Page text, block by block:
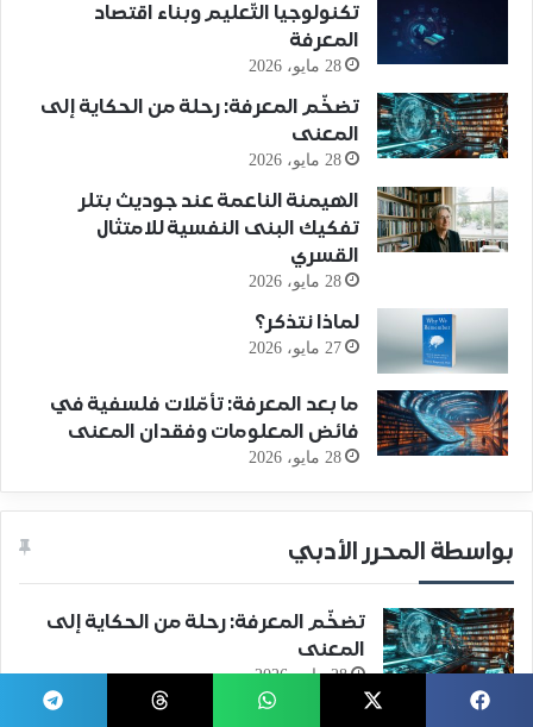
تكنولوجيا التّعليم وبناء اقتصاد
المعرفة
28 مايو، 2026
تضخّم المعرفة: رحلة من الحكاية إلى
المعنى
28 مايو، 2026
الهيمنة الناعمة عند جوديث بتلر
تفكيك البنى النفسية للامتثال
القسري
28 مايو، 2026
لماذا نتذكر؟
27 مايو، 2026
ما بعد المعرفة: تأمّلات فلسفية في
فائض المعلومات وفقدان المعنى
28 مايو، 2026
بواسطة المحرر الأدبي
تضخّم المعرفة: رحلة من الحكاية إلى
المعنى
28 مايو، 2026
ما بعد المعرفة: تأمّلات فلسفية في